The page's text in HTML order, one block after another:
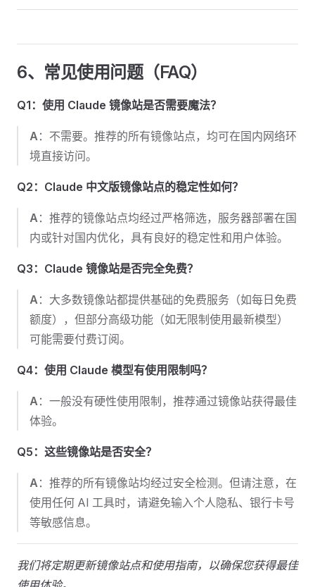
6、常见使用问题（FAQ）
Q1：使用 Claude 镜像站是否需要魔法？
A：不需要。推荐的所有镜像站点，均可在国内网络环
境直接访问。
Q2：Claude 中文版镜像站点的稳定性如何？
A：推荐的镜像站点均经过严格筛选，服务器部署在国
内或针对国内优化，具有良好的稳定性和用户体验。
Q3：Claude 镜像站是否完全免费？
A：大多数镜像站都提供基础的免费服务（如每日免费
额度），但部分高级功能（如无限制使用最新模型）
可能需要付费订阅。
Q4：使用 Claude 模型有使用限制吗？
A：一般没有硬性使用限制，推荐通过镜像站获得最佳
体验。
Q5：这些镜像站是否安全？
A：推荐的所有镜像站均经过安全检测。但请注意，在
使用任何 AI 工具时，请避免输入个人隐私、银行卡号
等敏感信息。
我们将定期更新镜像站点和使用指南，以确保您获得最佳